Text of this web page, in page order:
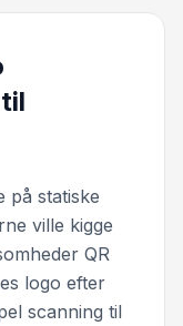
på statiske
ville kigge
QR
logo efter
scanning til